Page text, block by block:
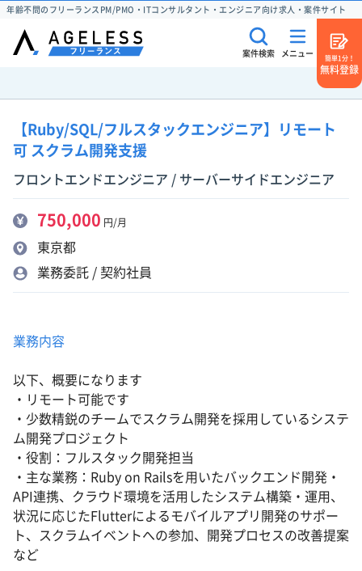
年齢不問のフリーランスPM/PMO・ITコンサルタント・エンジニア向け求人・案件サイト
案件検索 メニュー
簡単1分！
無料登録
【Ruby/SQL/フルスタックエンジニア】リモート
可 スクラム開発支援
フロントエンドエンジニア / サーバーサイドエンジニア
750,000 円/月
東京都
業務委託 / 契約社員
業務内容
以下、概要になります
・リモート可能です
・少数精鋭のチームでスクラム開発を採用しているシステ
ム開発プロジェクト
・役割：フルスタック開発担当
・主な業務：Ruby on Railsを用いたバックエンド開発・
API連携、クラウド環境を活用したシステム構築・運用、
状況に応じたFlutterによるモバイルアプリ開発のサポー
ト、スクラムイベントへの参加、開発プロセスの改善提案
など